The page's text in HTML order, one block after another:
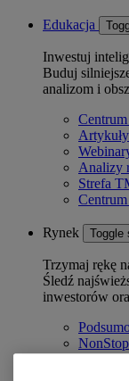
Edukacja
Inwestuj
Buduj
analizom i
Analizy
Strefa
Rynek Toggle
Trzymaj rękę
Śledź
inwestorów
NonStop